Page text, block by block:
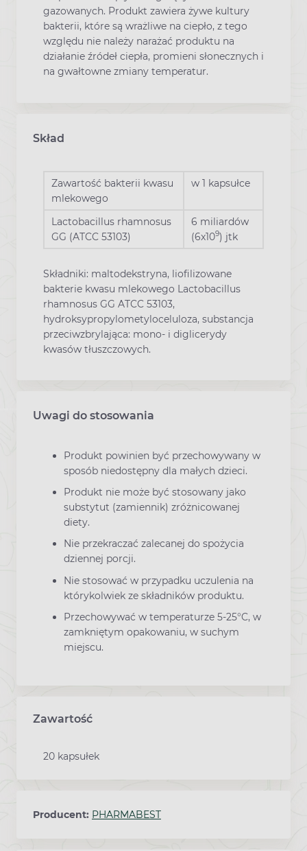
gazowanych. Produkt zawiera żywe kultury
bakterii, które są wrażliwe na ciepło, z tego
względu nie należy narażać produktu na
działanie źródeł ciepła, promieni słonecznych i
na gwałtowne zmiany temperatur.
Skład
Zawartość bakterii kwasu
mlekowego
w 1 kapsułce
Lactobacillus rhamnosus
GG (ATCC 53103)
6 miliardów
(6x109) jtk
Składniki: maltodekstryna, liofilizowane
bakterie kwasu mlekowego Lactobacillus
rhamnosus GG ATCC 53103,
hydroksypropylometyloceluloza, substancja
przeciwzbrylająca: mono- i diglicerydy
kwasów tłuszczowych.
Uwagi do stosowania
Produkt powinien być przechowywany w
sposób niedostępny dla małych dzieci.
Produkt nie może być stosowany jako
substytut (zamiennik) zróżnicowanej
diety.
Nie przekraczać zalecanej do spożycia
dziennej porcji.
Nie stosować w przypadku uczulenia na
którykolwiek ze składników produktu.
Przechowywać w temperaturze 5-25°C, w
zamkniętym opakowaniu, w suchym
miejscu.
Zawartość
20 kapsułek
Producent: PHARMABEST